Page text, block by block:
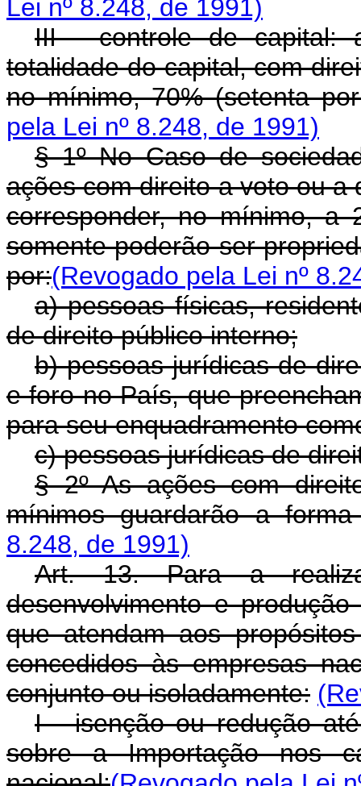
Lei nº 8.248, de 1991)
III - controle de capital:
totalidade do capital, com
no mínimo, 70% (setenta
pela Lei nº 8.248, de 1991)
§ 1º No Caso de
ações com direito a voto ou
corresponder, no mínimo, a
somente poderão ser
por:(Revogado pela Lei nº
a) pessoas físicas,
de direito público interno;
b) pessoas jurídicas de
e foro no País, que
para seu enquadramento
c) pessoas jurídicas de
§ 2º As ações com
mínimos guardarão a forma
8.248, de 1991)
Art. 13. Para a
desenvolvimento e
que atendam aos
concedidos às empresas
conjunto ou isoladamente:
I - isenção ou redução
sobre a Importação nos